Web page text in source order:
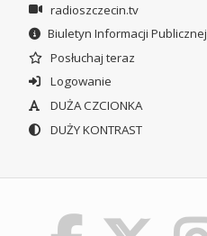
radioszczecin.tv
Biuletyn Informacji Publicznej
Posłuchaj teraz
Logowanie
DUŻA CZCIONKA
DUŻY KONTRAST